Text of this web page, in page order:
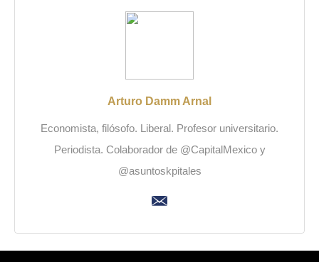
Arturo Damm Arnal
Economista, filósofo. Liberal. Profesor universitario.
Periodista. Colaborador de @CapitalMexico y
@asuntoskpitales